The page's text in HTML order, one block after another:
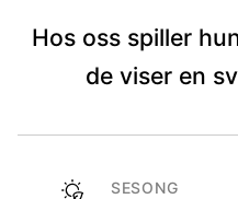
Hos oss spiller
de viser en
SESONG